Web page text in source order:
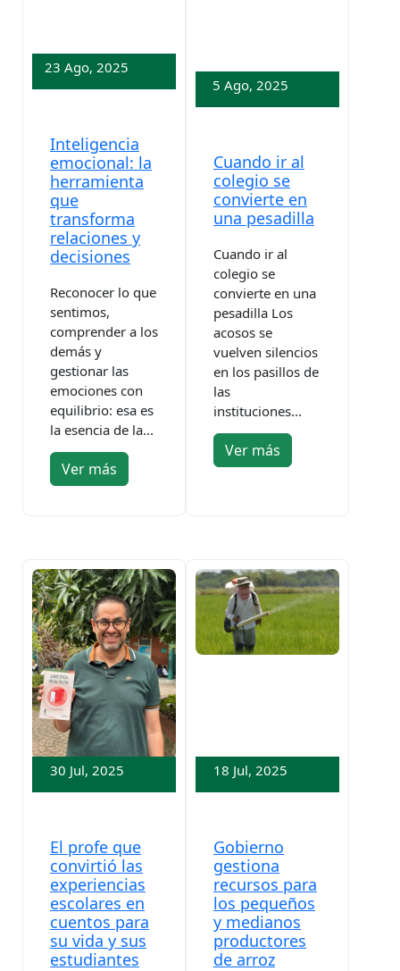
23 Ago, 2025
Inteligencia
emocional: la
herramienta
que
transforma
relaciones y
decisiones
Reconocer lo que
sentimos,
comprender a los
demás y
gestionar las
emociones con
equilibrio: esa es
la esencia de la...
Ver más
5 Ago, 2025
Cuando ir al
colegio se
convierte en
una pesadilla
Cuando ir al
colegio se
convierte en una
pesadilla Los
acosos se
vuelven silencios
en los pasillos de
las
instituciones...
Ver más
30 Jul, 2025
El profe que
convirtió las
experiencias
escolares en
cuentos para
su vida y sus
estudiantes
18 Jul, 2025
Gobierno
gestiona
recursos para
los pequeños
y medianos
productores
de arroz